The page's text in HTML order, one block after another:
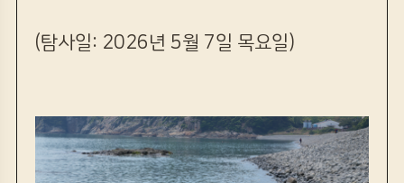
(탐사일: 2026년 5월 7일 목요일)